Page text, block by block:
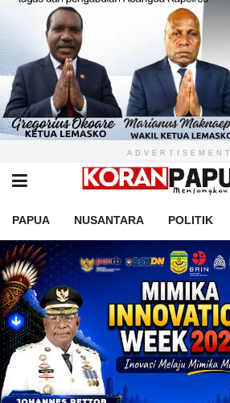
ADVERTISEMENT
PAPUA NUSANTARA POLITIK